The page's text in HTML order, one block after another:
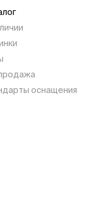
оснащения